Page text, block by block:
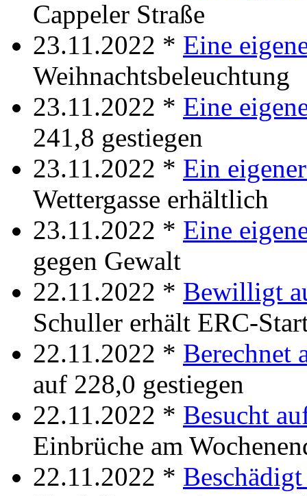
Cappeler Straße
23.11.2022 * Eine
Weihnachtsbeleuchtung
23.11.2022 * Eine
241,8 gestiegen
23.11.2022 * Ein
Wettergasse erhältlich
23.11.2022 * Eine
gegen Gewalt
22.11.2022 * Bewilligt
Schuller erhält ERC-
22.11.2022 * Berechnet
auf 228,0 gestiegen
22.11.2022 * Besucht
Einbrüche am
22.11.2022 *